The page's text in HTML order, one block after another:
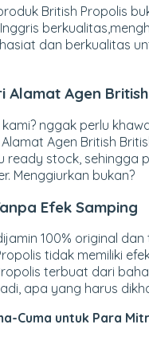
British Propolis
dan berkualitas
Alamat Agen
nggak perlu
Agen British
ready stock,
Menggiurkan bukan?
Efek Samping
100% original
tidak memiliki
terbuat dari
apa yang harus
Cuma untuk Para